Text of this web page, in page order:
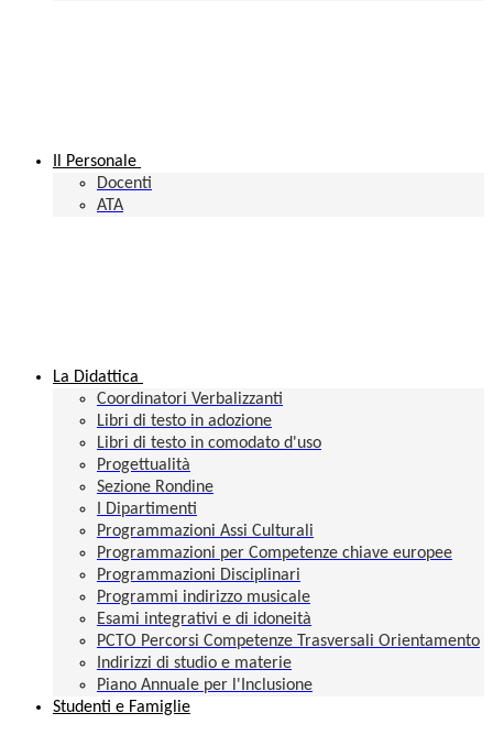
Il Personale
Docenti
ATA
La Didattica
Coordinatori Verbalizzanti
Libri di testo in adozione
Libri di testo in comodato d'uso
Progettualità
Sezione Rondine
I Dipartimenti
Programmazioni Assi Culturali
Programmazioni per Competenze chiave europee
Programmazioni Disciplinari
Programmi indirizzo musicale
Esami integrativi e di idoneità
PCTO Percorsi Competenze Trasversali Orientamento
Indirizzi di studio e materie
Piano Annuale per l'Inclusione
Studenti e Famiglie